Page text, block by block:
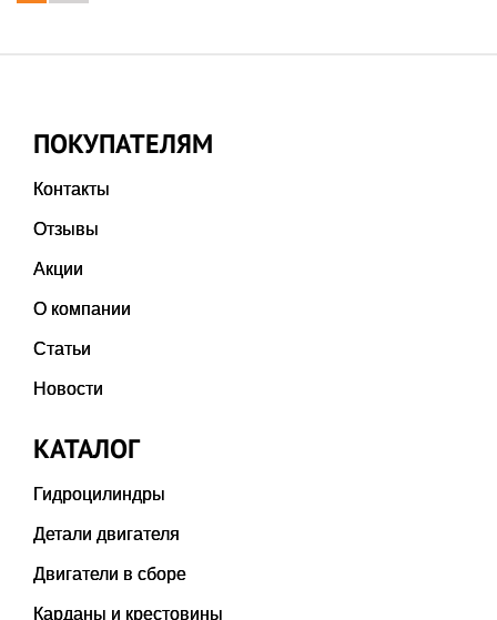
ПОКУПАТЕЛЯМ
Контакты
Отзывы
Акции
О компании
Статьи
Новости
КАТАЛОГ
Гидроцилиндры
Детали двигателя
Двигатели в сборе
Карданы и крестовины